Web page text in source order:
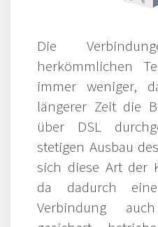
Die
herkömmlichen
immer weniger,
längerer Zeit die
über DSL
stetigen Ausbau
sich diese Art der
da dadurch eine
Verbindung